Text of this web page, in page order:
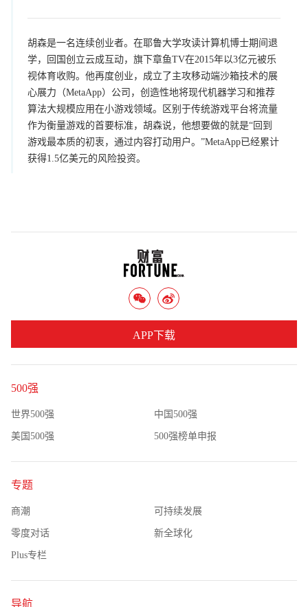
胡森是一名连续创业者。在耶鲁大学攻读计算机博士期间退
学，回国创立云成互动，旗下章鱼TV在2015年以3亿元被乐
视体育收购。他再度创业，成立了主攻移动端沙箱技术的展
心展力（MetaApp）公司，创造性地将现代机器学习和推荐
算法大规模应用在小游戏领域。区别于传统游戏平台将流量
作为衡量游戏的首要标准，胡森说，他想要做的就是“回到
游戏最本质的初衷，通过内容打动用户。”MetaApp已经累计
获得1.5亿美元的风险投资。
500强
世界500强 中国500强
美国500强 500强榜单申报
专题
商潮 可持续发展
零度对话 新全球化
Plus专栏
导航
APP下载